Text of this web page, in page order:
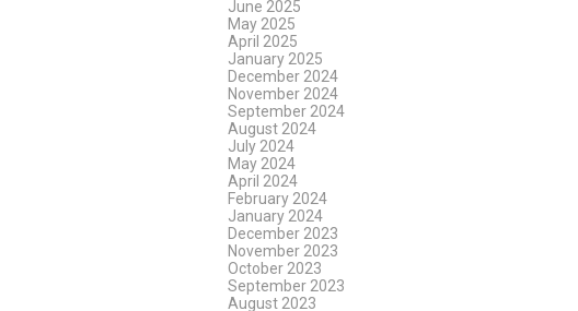
June 2025
May 2025
April 2025
January 2025
December 2024
November 2024
September 2024
August 2024
July 2024
May 2024
April 2024
February 2024
January 2024
December 2023
November 2023
October 2023
September 2023
August 2023